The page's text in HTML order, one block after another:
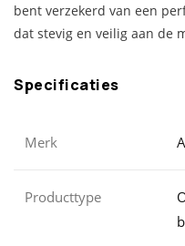
bent verzekerd van een
dat stevig en veilig aan de
Specificaties
Merk
Producttype